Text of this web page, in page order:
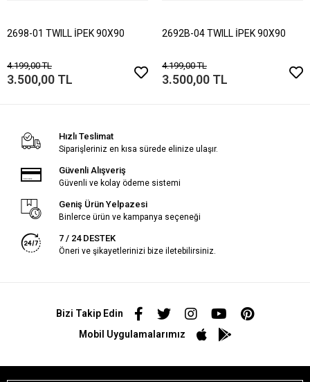
2698-01 TWILL İPEK 90X90
4.199,00 TL
3.500,00 TL
2692B-04 TWILL İPEK 90X90
4.199,00 TL
3.500,00 TL
Hızlı Teslimat
Siparişleriniz en kısa sürede elinize ulaşır.
Güvenli Alışveriş
Güvenli ve kolay ödeme sistemi
Geniş Ürün Yelpazesi
Binlerce ürün ve kampanya seçeneği
7 / 24 DESTEK
Öneri ve şikayetlerinizi bize iletebilirsiniz.
Bizi Takip Edin
Mobil Uygulamalarımız